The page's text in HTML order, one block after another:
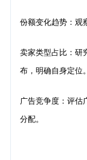
份额变化趋势：观
卖家类型占比：研
布，明确自身定位。
广告竞争度：评估
分配。